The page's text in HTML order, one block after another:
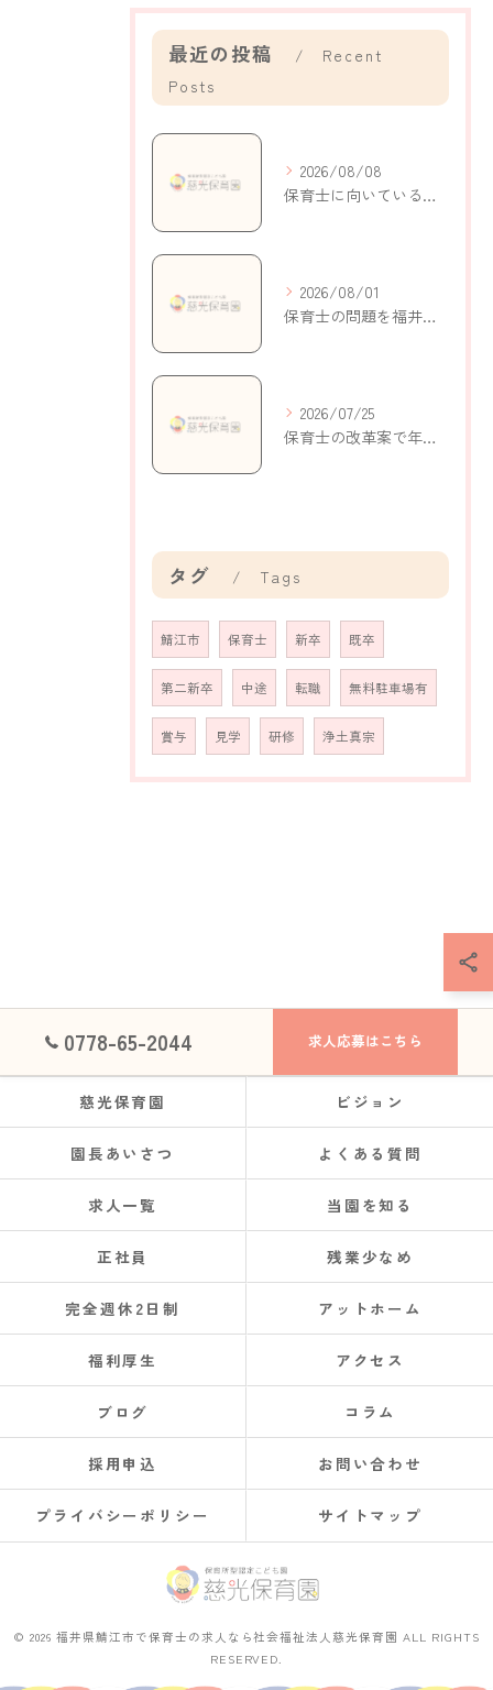
最近の投稿
Recent
Posts
2026/08/08
保育士に向いている人の特徴と自己分析で適性がわかるポイント解説
2026/08/01
保育士の問題を福井県鯖江市持明寺町で考える現状と解決策
2026/07/25
保育士の改革案で年収アップと働きやすさを実現する新制度の活用ポイント
タグ Tags
鯖江市 保育士 新卒 既卒
第二新卒 中途 転職 無料駐車場有
賞与 見学 研修 浄土真宗
0778-65-2044 求人応募はこちら
慈光保育園 ビジョン
園長あいさつ よくある質問
求人一覧 当園を知る
正社員 残業少なめ
完全週休2日制 アットホーム
福利厚生 アクセス
ブログ コラム
採用申込 お問い合わせ
プライバシーポリシー サイトマップ
© 2026 福井県鯖江市で保育士の求人なら社会福祉法人慈光保育園 ALL RIGHTS
RESERVED.